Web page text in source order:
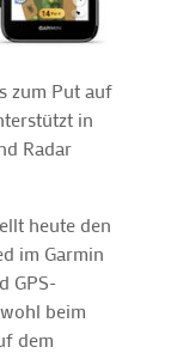
zum Put auf
in
Radar
heute den
im Garmin
GPS-
beim
dem